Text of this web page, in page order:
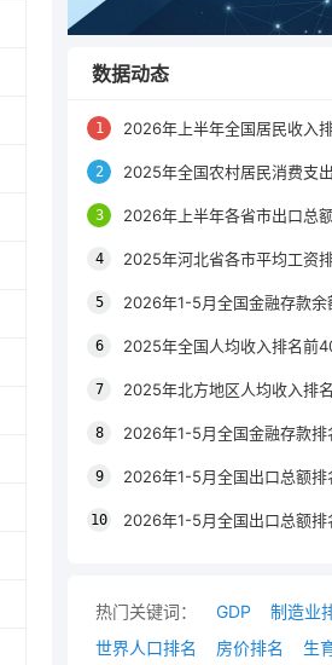
数据动态
2026年上半年全国居民收入排名
2025年全国农村居民消费支出排名
2026年上半年各省市出口总
2025年河北省各市平均工资
2026年1-5月全国金融存款余额排名
2025年全国人均收入排名前
2025年北方地区人均收入排名前
2026年1-5月全国金融存款排名
2026年1-5月全国出口总额排名
2026年1-5月全国出口总额排名
热门关键词： GDP
制造业
世界人口排名
房价排名 生